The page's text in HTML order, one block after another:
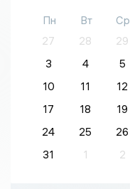
Пн Вт Ср
27
28 29
3
4 5
10
11 12
17
18 19
24
25 26
31
1 2